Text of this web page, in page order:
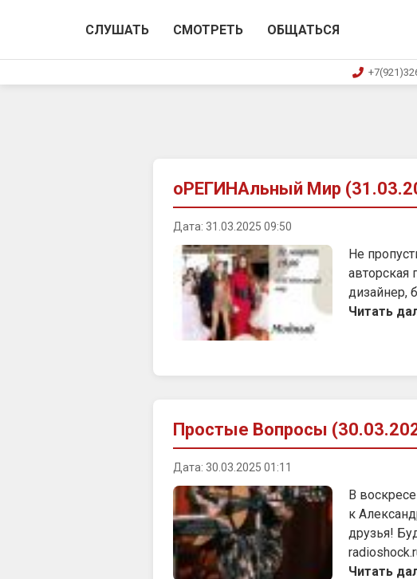
СЛУШАТЬ СМОТРЕТЬ ОБЩАТЬСЯ
оРЕГИНАльный Мир
Дата: 31.03.2025 09:50
Не
Читать
Простые Вопросы
Дата: 30.03.2025 01:11
В
к
друзья!
Читать